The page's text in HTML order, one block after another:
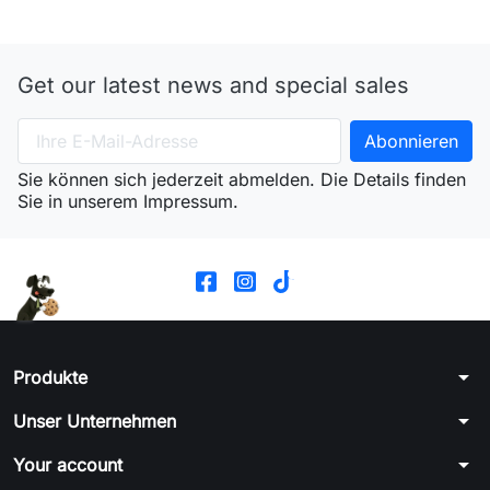
Get our latest news and special sales
Sie können sich jederzeit abmelden. Die Details finden
Sie in unserem Impressum.
Produkte arrow_drop_down
Unser Unternehmen arrow_drop_down
Your account arrow_drop_down